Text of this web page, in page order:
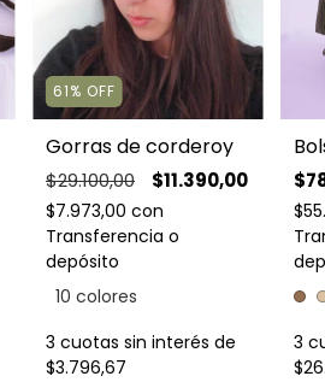
61% OFF
Gorras de corderoy
$29.100,00 $11.390,00
$7.973,00 con
Transferencia o
depósito
10 colores
3 cuotas sin interés de
$3.796,67
3